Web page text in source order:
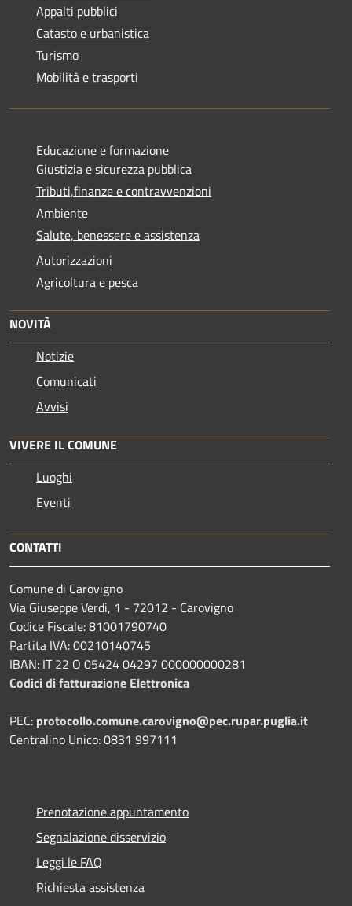
Appalti pubblici
Catasto e urbanistica
Turismo
Mobilità e trasporti
Educazione e formazione
Giustizia e sicurezza pubblica
Tributi,finanze e contravvenzioni
Ambiente
Salute, benessere e assistenza
Autorizzazioni
Agricoltura e pesca
NOVITÀ
Notizie
Comunicati
Avvisi
VIVERE IL COMUNE
Luoghi
Eventi
CONTATTI
Comune di Carovigno
Via Giuseppe Verdi, 1 - 72012 - Carovigno
Codice Fiscale: 81001790740
Partita IVA: 00210140745
IBAN: IT 22 O 05424 04297 000000000281
Codici di fatturazione Elettronica
PEC: protocollo.comune.carovigno@pec.rupar.puglia.it
Centralino Unico: 0831 997111
Prenotazione appuntamento
Segnalazione disservizio
Leggi le FAQ
Richiesta assistenza